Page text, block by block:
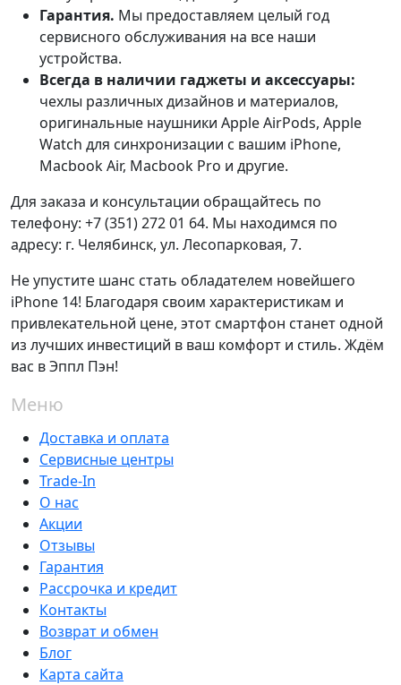
Гарантия. Мы предоставляем целый год
сервисного обслуживания на все наши
устройства.
Всегда в наличии гаджеты и аксессуары:
чехлы различных дизайнов и материалов,
оригинальные наушники Apple AirPods, Apple
Watch для синхронизации с вашим iPhone,
Macbook Air, Macbook Pro и другие.
Для заказа и консультации обращайтесь по
телефону: +7 (351) 272 01 64. Мы находимся по
адресу: г. Челябинск, ул. Лесопарковая, 7.
Не упустите шанс стать обладателем новейшего
iPhone 14! Благодаря своим характеристикам и
привлекательной цене, этот смартфон станет одной
из лучших инвестиций в ваш комфорт и стиль. Ждём
вас в Эппл Пэн!
Меню
Доставка и оплата
Сервисные центры
Trade-In
О нас
Акции
Отзывы
Гарантия
Рассрочка и кредит
Контакты
Возврат и обмен
Блог
Карта сайта